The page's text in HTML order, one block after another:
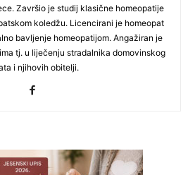
Završio je studij klasične homeopatije
koledžu. Licencirani je homeopat
bavljenje homeopatijom. Angažiran je
tj. u liječenju stradalnika domovinskog
i njihovih obitelji.